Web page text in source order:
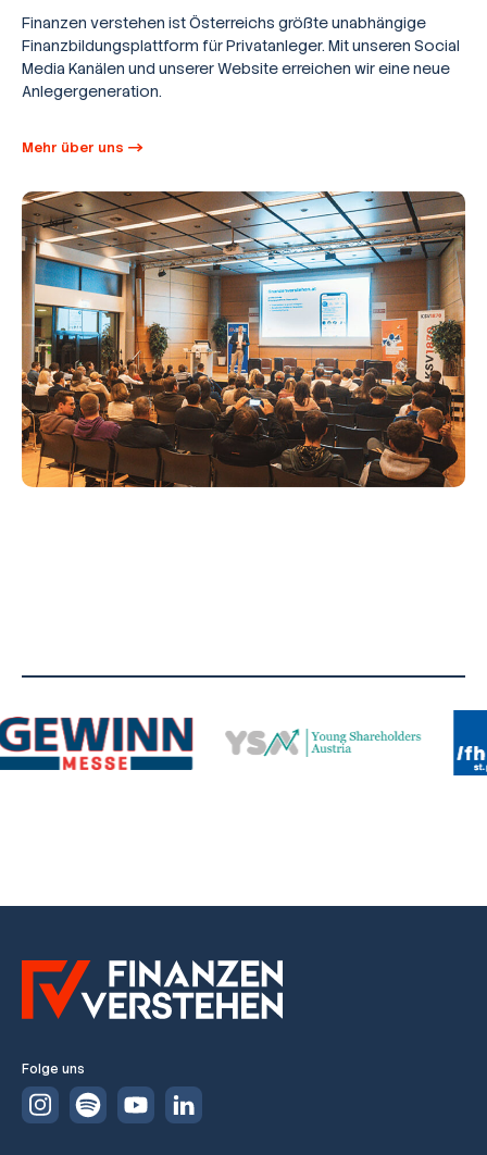
Finanzen verstehen ist Österreichs größte unabhängige
Finanzbildungsplattform für Privatanleger. Mit unseren Social
Media Kanälen und unserer Website erreichen wir eine neue
Anlegergeneration.
Mehr über uns
Folge uns